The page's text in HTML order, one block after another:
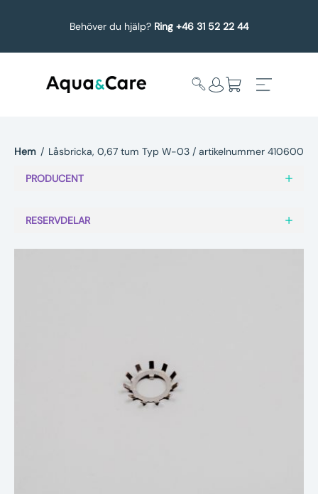
Behöver du hjälp? Ring +46 31 52 22 44
undermeny
Service
Underhållstips
Kontakt
Hem / Låsbricka, 0,67 tum Typ W-03 / artikelnummer 410600
PRODUCENT
RESERVDELAR